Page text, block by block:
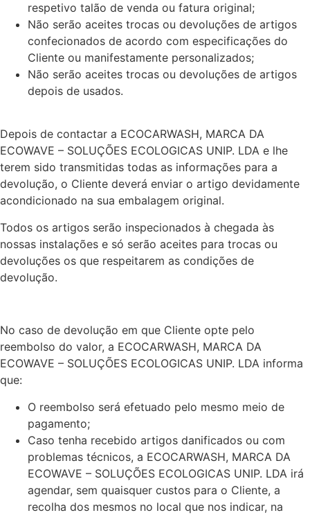
respetivo talão de venda ou fatura original;
Não serão aceites trocas ou devoluções de artigos
confecionados de acordo com especificações do
Cliente ou manifestamente personalizados;
Não serão aceites trocas ou devoluções de artigos
depois de usados.
Depois de contactar a ECOCARWASH, MARCA DA
ECOWAVE – SOLUÇÕES ECOLOGICAS UNIP. LDA e lhe
terem sido transmitidas todas as informações para a
devolução, o Cliente deverá enviar o artigo devidamente
acondicionado na sua embalagem original.
Todos os artigos serão inspecionados à chegada às
nossas instalações e só serão aceites para trocas ou
devoluções os que respeitarem as condições de
devolução.
No caso de devolução em que Cliente opte pelo
reembolso do valor, a ECOCARWASH, MARCA DA
ECOWAVE – SOLUÇÕES ECOLOGICAS UNIP. LDA informa
que:
O reembolso será efetuado pelo mesmo meio de
pagamento;
Caso tenha recebido artigos danificados ou com
problemas técnicos, a ECOCARWASH, MARCA DA
ECOWAVE – SOLUÇÕES ECOLOGICAS UNIP. LDA irá
agendar, sem quaisquer custos para o Cliente, a
recolha dos mesmos no local que nos indicar, na